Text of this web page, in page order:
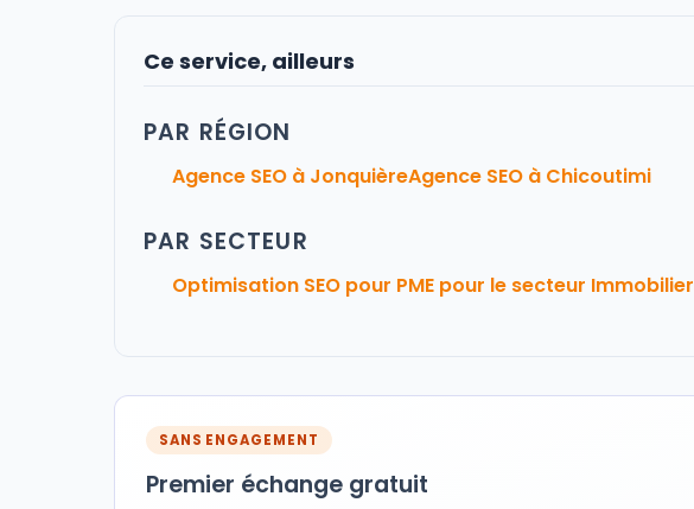
Ce service, ailleurs
PAR RÉGION
Agence SEO à JonquièreAgence SEO à Chicoutimi
PAR SECTEUR
Optimisation SEO pour PME pour le secteur Immobilier
SANS ENGAGEMENT
Premier échange gratuit